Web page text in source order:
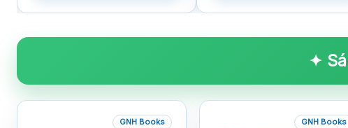
✦
GNH Books GNH Books